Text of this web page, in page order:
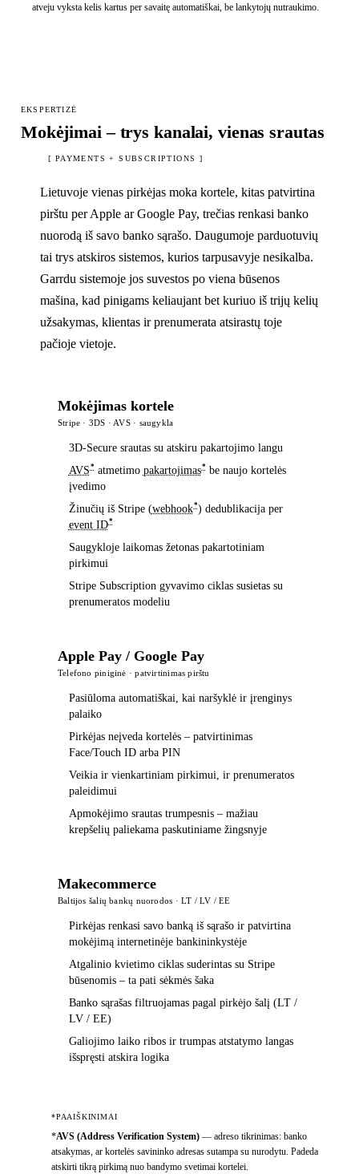
atveju vyksta kelis kartus per savaitę automatiškai, be lankytojų nutraukimo.
EKSPERTIZĖ
Mokėjimai – trys kanalai, vienas srautas
[ PAYMENTS + SUBSCRIPTIONS ]
Lietuvoje vienas pirkėjas moka kortele, kitas patvirtina
pirštu per Apple ar Google Pay, trečias renkasi banko
nuorodą iš savo banko sąrašo. Daugumoje parduotuvių
tai trys atskiros sistemos, kurios tarpusavyje nesikalba.
Garrdu sistemoje jos suvestos po viena būsenos
mašina, kad pinigams keliaujant bet kuriuo iš trijų kelių
užsakymas, klientas ir prenumerata atsirastų toje
pačioje vietoje.
Mokėjimas kortele
Stripe · 3DS · AVS · saugykla
3D-Secure srautas su atskiru pakartojimo langu
AVS * atmetimo pakartojimas* be naujo kortelės
įvedimo
Žinučių iš Stripe (webhook*) dedublikacija per
event ID*
Saugykloje laikomas žetonas pakartotiniam
pirkimui
Stripe Subscription gyvavimo ciklas susietas su
prenumeratos modeliu
Apple Pay / Google Pay
Telefono piniginė · patvirtinimas pirštu
Pasiūloma automatiškai, kai naršyklė ir įrenginys
palaiko
Pirkėjas neįveda kortelės – patvirtinimas
Face/Touch ID arba PIN
Veikia ir vienkartiniam pirkimui, ir prenumeratos
paleidimui
Apmokėjimo srautas trumpesnis – mažiau
krepšelių paliekama paskutiniame žingsnyje
Makecommerce
Baltijos šalių bankų nuorodos · LT / LV / EE
Pirkėjas renkasi savo banką iš sąrašo ir patvirtina
mokėjimą internetinėje bankininkystėje
Atgalinio kvietimo ciklas suderintas su Stripe
būsenomis – ta pati sėkmės šaka
Banko sąrašas filtruojamas pagal pirkėjo šalį (LT /
LV / EE)
Galiojimo laiko ribos ir trumpas atstatymo langas
išspręsti atskira logika
*PAAIŠKINIMAI
*AVS (Address Verification System)— adreso tikrinimas: banko
atsakymas, ar kortelės savininko adresas sutampa su nurodytu. Padeda
atskirti tikrą pirkimą nuo bandymo svetimai kortelei.